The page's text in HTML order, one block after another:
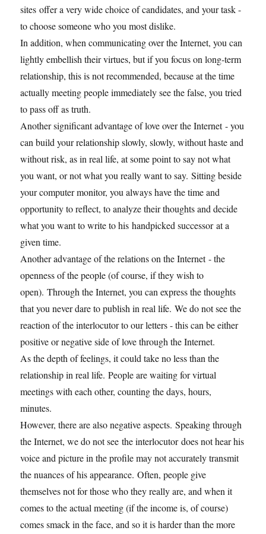
sites offer a very wide choice of candidates, and your task -
to choose someone who you most dislike.
In addition, when communicating over the Internet, you can
lightly embellish their virtues, but if you focus on long-term
relationship, this is not recommended, because at the time
actually meeting people immediately see the false, you tried
to pass off as truth.
Another significant advantage of love over the Internet - you
can build your relationship slowly, slowly, without haste and
without risk, as in real life, at some point to say not what
you want, or not what you really want to say. Sitting beside
your computer monitor, you always have the time and
opportunity to reflect, to analyze their thoughts and decide
what you want to write to his handpicked successor at a
given time.
Another advantage of the relations on the Internet - the
openness of the people (of course, if they wish to
open). Through the Internet, you can express the thoughts
that you never dare to publish in real life. We do not see the
reaction of the interlocutor to our letters - this can be either
positive or negative side of love through the Internet.
As the depth of feelings, it could take no less than the
relationship in real life. People are waiting for virtual
meetings with each other, counting the days, hours,
minutes.
However, there are also negative aspects. Speaking through
the Internet, we do not see the interlocutor does not hear his
voice and picture in the profile may not accurately transmit
the nuances of his appearance. Often, people give
themselves not for those who they really are, and when it
comes to the actual meeting (if the income is, of course)
comes smack in the face, and so it is harder than the more